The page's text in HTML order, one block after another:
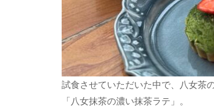
試食させていただいた中で、八女茶
「八女抹茶の濃い抹茶ラテ」。